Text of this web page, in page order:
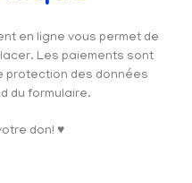
en ligne vous permet de
Les paiements sont
protection des données
du formulaire.
don! ♥